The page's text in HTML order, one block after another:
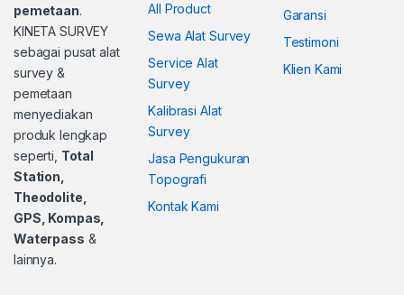
pemetaan.
KINETA SURVEY
sebagai pusat alat
survey &
pemetaan
menyediakan
produk lengkap
seperti, Total
Station,
Theodolite,
GPS, Kompas,
Waterpass &
lainnya.
All Product
Sewa Alat Survey
Service Alat
Survey
Kalibrasi Alat
Survey
Jasa Pengukuran
Topografi
Kontak Kami
Garansi
Testimoni
Klien Kami